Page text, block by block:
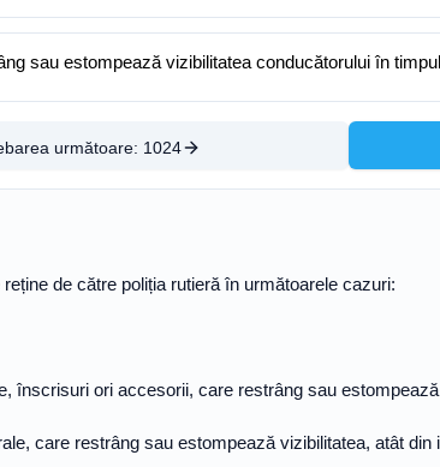
sau estompează vizibilitatea conducătorului în
următoare: 1024
de către poliția rutieră în următoarele cazuri:
înscrisuri ori accesorii, care restrâng sau
care restrâng sau estompează vizibilitatea, atât